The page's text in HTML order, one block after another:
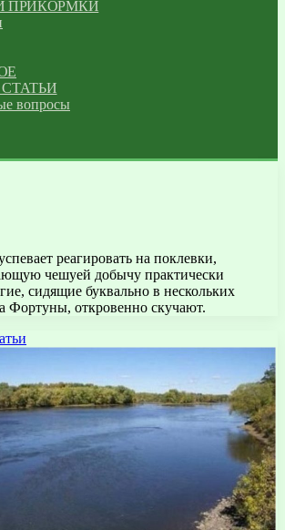
ПРИКОРМКИ
вопросы
реагировать на поклевки,
чешуей добычу практически
сидящие буквально в нескольких
Фортуны, откровенно скучают.